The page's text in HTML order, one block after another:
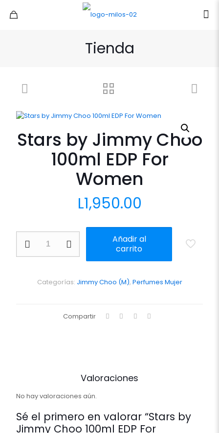
Tienda
Stars by Jimmy Choo
100ml EDP For
Women
L1,950.00
Jimmy
Añadir al
carrito
Categorías: Jimmy Choo (M), Perfumes Mujer
Compartir
Valoraciones
No hay valoraciones aún.
Sé el primero en valorar “Stars by
Jimmy Choo 100ml EDP For